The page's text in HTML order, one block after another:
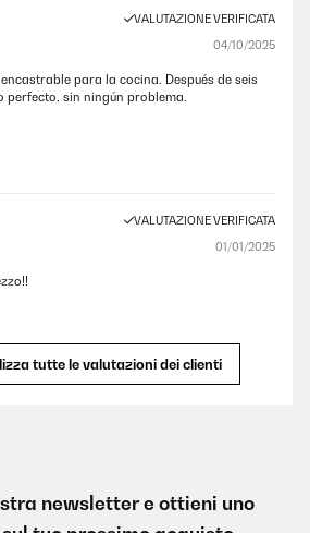
VALUTAZIONE VERIFICATA
04/10/2025
para la cocina. Después de seis
perfecto, sin ningún problema.
VALUTAZIONE VERIFICATA
01/01/2025
tutte le valutazioni dei clienti
newsletter e ottieni uno